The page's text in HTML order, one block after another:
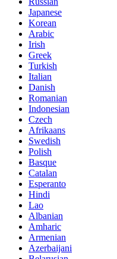
Japanese
Korean
Arabic
Irish
Greek
Turkish
Italian
Danish
Romanian
Indonesian
Czech
Afrikaans
Swedish
Polish
Basque
Catalan
Esperanto
Hindi
Lao
Albanian
Amharic
Armenian
Azerbaijani